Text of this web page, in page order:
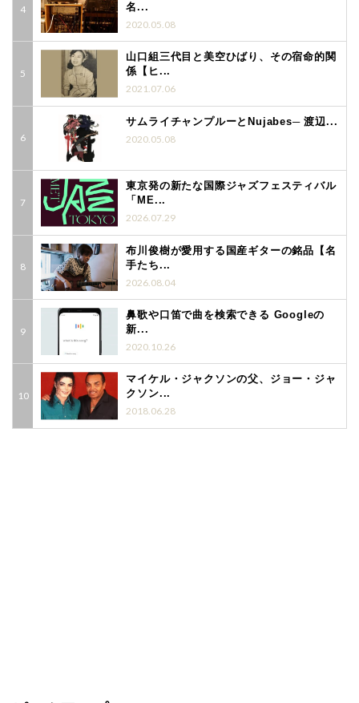
名...
2020.05.08
山口組三代目と美空ひばり、その宿命的関
係【ヒ...
2021.07.06
サムライチャンプルーとNujabes─ 渡辺...
2020.05.08
東京発の新たな国際ジャズフェスティバル
「ME...
2026.07.29
布川俊樹が愛用する国産ギターの銘品【名
手たち...
2026.08.04
鼻歌や口笛で曲を検索できる Googleの
新...
2020.10.26
マイケル・ジャクソンの父、ジョー・ジャ
クソン...
2018.06.28